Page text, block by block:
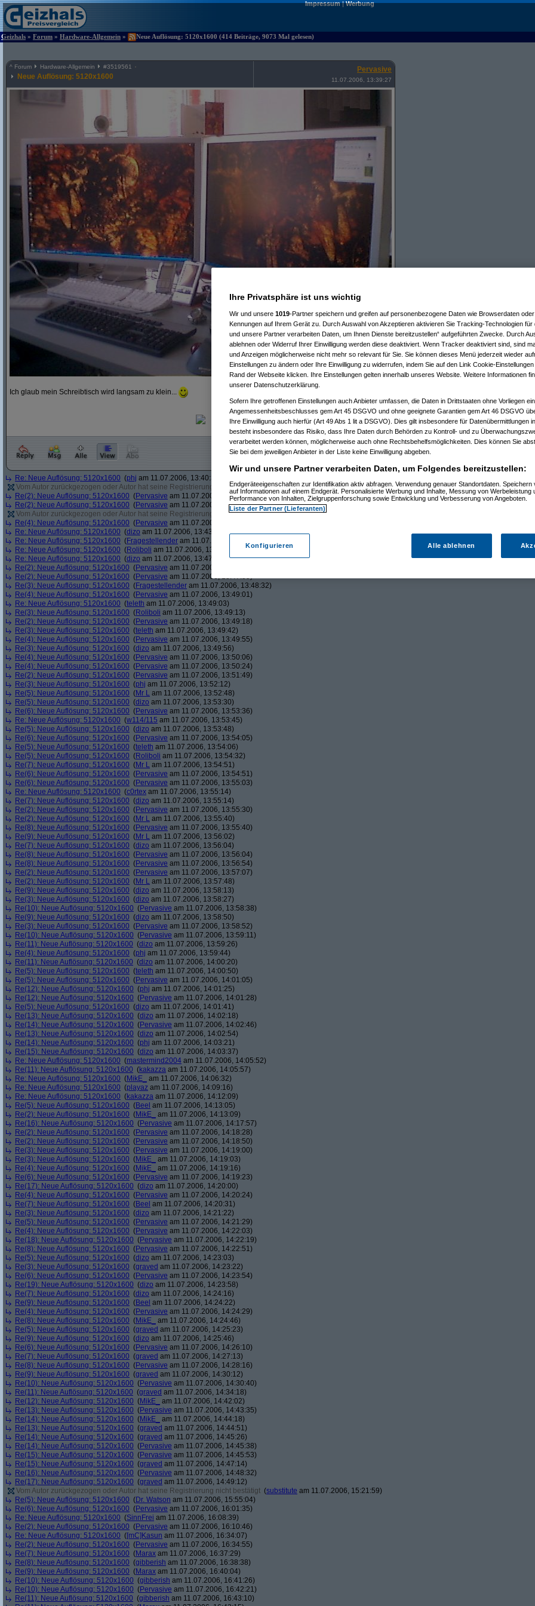
Impressum|Werbung
Geizhals » Forum » Hardware-Allgemein » Neue Auflösung: 5120x1600 (414 Beiträge, 9073 Mal gelesen)
^ Forum Hardware-Allgemein #3519561
Neue Auflösung: 5120x1600
Pervasive
11.07.2006, 13:39:27
Ich glaub mein Schreibtisch wird langsam zu klein...
Re: Neue Auflösung: 5120x1600 (phj am 11.07.2006, 13:40:39)
Vom Autor zurückgezogen oder Autor hat seine Registrierung nicht bestätigt(Nagelfaram 11.07.2006, 13:41:09)
Re(2): Neue Auflösung: 5120x1600 (Pervasive am 11.07.2006, 13:41:12)
Re(2): Neue Auflösung: 5120x1600 (Pervasive am 11.07.2006, 13:41:43)
Vom Autor zurückgezogen oder Autor hat seine Registrierung nicht bestätigt(Nagelfaram 11.07.2006, 13:42:40)
Re(4): Neue Auflösung: 5120x1600 (Pervasive am 11.07.2006, 13:43:22)
Re: Neue Auflösung: 5120x1600 (dizo am 11.07.2006, 13:43:54)
Re: Neue Auflösung: 5120x1600 (Fragestellender am 11.07.2006, 13:46:11)
Re: Neue Auflösung: 5120x1600 (Roliboli am 11.07.2006, 13:47:18)
Re: Neue Auflösung: 5120x1600 (dizo am 11.07.2006, 13:47:29)
Re(2): Neue Auflösung: 5120x1600 (Pervasive am 11.07.2006, 13:47:45)
Re(2): Neue Auflösung: 5120x1600 (Pervasive am 11.07.2006, 13:47:59)
Re(3): Neue Auflösung: 5120x1600 (Fragestellender am 11.07.2006, 13:48:32)
Re(4): Neue Auflösung: 5120x1600 (Pervasive am 11.07.2006, 13:49:01)
Re: Neue Auflösung: 5120x1600 (teleth am 11.07.2006, 13:49:03)
Re(3): Neue Auflösung: 5120x1600 (Roliboli am 11.07.2006, 13:49:13)
Re(2): Neue Auflösung: 5120x1600 (Pervasive am 11.07.2006, 13:49:18)
Re(3): Neue Auflösung: 5120x1600 (teleth am 11.07.2006, 13:49:42)
Re(4): Neue Auflösung: 5120x1600 (Pervasive am 11.07.2006, 13:49:55)
Re(3): Neue Auflösung: 5120x1600 (dizo am 11.07.2006, 13:49:56)
Re(4): Neue Auflösung: 5120x1600 (Pervasive am 11.07.2006, 13:50:06)
Re(4): Neue Auflösung: 5120x1600 (Pervasive am 11.07.2006, 13:50:24)
Re(2): Neue Auflösung: 5120x1600 (Pervasive am 11.07.2006, 13:51:49)
Re(3): Neue Auflösung: 5120x1600 (phj am 11.07.2006, 13:52:12)
Re(5): Neue Auflösung: 5120x1600 (Mr L am 11.07.2006, 13:52:48)
Re(5): Neue Auflösung: 5120x1600 (dizo am 11.07.2006, 13:53:30)
Re(6): Neue Auflösung: 5120x1600 (Pervasive am 11.07.2006, 13:53:36)
Re: Neue Auflösung: 5120x1600 (w114/115 am 11.07.2006, 13:53:45)
Re(5): Neue Auflösung: 5120x1600 (dizo am 11.07.2006, 13:53:48)
Re(6): Neue Auflösung: 5120x1600 (Pervasive am 11.07.2006, 13:54:05)
Re(5): Neue Auflösung: 5120x1600 (teleth am 11.07.2006, 13:54:06)
Re(5): Neue Auflösung: 5120x1600 (Roliboli am 11.07.2006, 13:54:32)
Re(7): Neue Auflösung: 5120x1600 (Mr L am 11.07.2006, 13:54:51)
Re(6): Neue Auflösung: 5120x1600 (Pervasive am 11.07.2006, 13:54:51)
Re(6): Neue Auflösung: 5120x1600 (Pervasive am 11.07.2006, 13:55:03)
Re: Neue Auflösung: 5120x1600 (c0rtex am 11.07.2006, 13:55:14)
Re(7): Neue Auflösung: 5120x1600 (dizo am 11.07.2006, 13:55:14)
Re(2): Neue Auflösung: 5120x1600 (Pervasive am 11.07.2006, 13:55:30)
Re(2): Neue Auflösung: 5120x1600 (Mr L am 11.07.2006, 13:55:40)
Re(8): Neue Auflösung: 5120x1600 (Pervasive am 11.07.2006, 13:55:40)
Re(9): Neue Auflösung: 5120x1600 (Mr L am 11.07.2006, 13:56:02)
Re(7): Neue Auflösung: 5120x1600 (dizo am 11.07.2006, 13:56:04)
Re(8): Neue Auflösung: 5120x1600 (Pervasive am 11.07.2006, 13:56:04)
Re(8): Neue Auflösung: 5120x1600 (Pervasive am 11.07.2006, 13:56:54)
Re(2): Neue Auflösung: 5120x1600 (Pervasive am 11.07.2006, 13:57:07)
Re(2): Neue Auflösung: 5120x1600 (Mr L am 11.07.2006, 13:57:48)
Re(9): Neue Auflösung: 5120x1600 (dizo am 11.07.2006, 13:58:13)
Re(3): Neue Auflösung: 5120x1600 (dizo am 11.07.2006, 13:58:27)
Re(10): Neue Auflösung: 5120x1600 (Pervasive am 11.07.2006, 13:58:38)
Re(9): Neue Auflösung: 5120x1600 (dizo am 11.07.2006, 13:58:50)
Re(3): Neue Auflösung: 5120x1600 (Pervasive am 11.07.2006, 13:58:52)
Re(10): Neue Auflösung: 5120x1600 (Pervasive am 11.07.2006, 13:59:11)
Re(11): Neue Auflösung: 5120x1600 (dizo am 11.07.2006, 13:59:26)
Re(4): Neue Auflösung: 5120x1600 (phj am 11.07.2006, 13:59:44)
Re(11): Neue Auflösung: 5120x1600 (dizo am 11.07.2006, 14:00:20)
Re(5): Neue Auflösung: 5120x1600 (teleth am 11.07.2006, 14:00:50)
Re(5): Neue Auflösung: 5120x1600 (Pervasive am 11.07.2006, 14:01:05)
Re(12): Neue Auflösung: 5120x1600 (phj am 11.07.2006, 14:01:25)
Re(12): Neue Auflösung: 5120x1600 (Pervasive am 11.07.2006, 14:01:28)
Re(5): Neue Auflösung: 5120x1600 (dizo am 11.07.2006, 14:01:41)
Re(13): Neue Auflösung: 5120x1600 (dizo am 11.07.2006, 14:02:18)
Re(14): Neue Auflösung: 5120x1600 (Pervasive am 11.07.2006, 14:02:46)
Re(13): Neue Auflösung: 5120x1600 (dizo am 11.07.2006, 14:02:54)
Re(14): Neue Auflösung: 5120x1600 (phj am 11.07.2006, 14:03:21)
Re(15): Neue Auflösung: 5120x1600 (dizo am 11.07.2006, 14:03:37)
Re: Neue Auflösung: 5120x1600 (mastermind2004 am 11.07.2006, 14:05:52)
Re(11): Neue Auflösung: 5120x1600 (kakazza am 11.07.2006, 14:05:57)
Re: Neue Auflösung: 5120x1600 (MikE_
am 11.07.2006, 14:06:32)
Re: Neue Auflösung: 5120x1600 (playaz am 11.07.2006, 14:09:16)
Re: Neue Auflösung: 5120x1600 (kakazza am 11.07.2006, 14:12:09)
Re(5): Neue Auflösung: 5120x1600 (Beel am 11.07.2006, 14:13:05)
Re(2): Neue Auflösung: 5120x1600 (MikE_
am 11.07.2006, 14:13:09)
Re(16): Neue Auflösung: 5120x1600 (Pervasive am 11.07.2006, 14:17:57)
Re(2): Neue Auflösung: 5120x1600 (Pervasive am 11.07.2006, 14:18:28)
Re(2): Neue Auflösung: 5120x1600 (Pervasive am 11.07.2006, 14:18:50)
Re(3): Neue Auflösung: 5120x1600 (Pervasive am 11.07.2006, 14:19:00)
Re(3): Neue Auflösung: 5120x1600 (MikE_
am 11.07.2006, 14:19:03)
Re(4): Neue Auflösung: 5120x1600 (MikE_
am 11.07.2006, 14:19:16)
Re(6): Neue Auflösung: 5120x1600 (Pervasive am 11.07.2006, 14:19:23)
Re(17): Neue Auflösung: 5120x1600 (dizo am 11.07.2006, 14:20:00)
Re(4): Neue Auflösung: 5120x1600 (Pervasive am 11.07.2006, 14:20:24)
Re(7): Neue Auflösung: 5120x1600 (Beel am 11.07.2006, 14:20:31)
Re(3): Neue Auflösung: 5120x1600 (dizo am 11.07.2006, 14:21:22)
Re(5): Neue Auflösung: 5120x1600 (Pervasive am 11.07.2006, 14:21:29)
Re(4): Neue Auflösung: 5120x1600 (Pervasive am 11.07.2006, 14:22:03)
Re(18): Neue Auflösung: 5120x1600 (Pervasive am 11.07.2006, 14:22:19)
Re(8): Neue Auflösung: 5120x1600 (Pervasive am 11.07.2006, 14:22:51)
Re(5): Neue Auflösung: 5120x1600 (dizo am 11.07.2006, 14:23:03)
Re(3): Neue Auflösung: 5120x1600 (graved am 11.07.2006, 14:23:22)
Re(6): Neue Auflösung: 5120x1600 (Pervasive am 11.07.2006, 14:23:54)
Re(19): Neue Auflösung: 5120x1600 (dizo am 11.07.2006, 14:23:58)
Re(7): Neue Auflösung: 5120x1600 (dizo am 11.07.2006, 14:24:16)
Re(9): Neue Auflösung: 5120x1600 (Beel am 11.07.2006, 14:24:22)
Re(4): Neue Auflösung: 5120x1600 (Pervasive am 11.07.2006, 14:24:29)
Re(8): Neue Auflösung: 5120x1600 (MikE_
am 11.07.2006, 14:24:46)
Re(5): Neue Auflösung: 5120x1600 (graved am 11.07.2006, 14:25:23)
Re(9): Neue Auflösung: 5120x1600 (dizo am 11.07.2006, 14:25:46)
Re(6): Neue Auflösung: 5120x1600 (Pervasive am 11.07.2006, 14:26:10)
Re(7): Neue Auflösung: 5120x1600 (graved am 11.07.2006, 14:27:13)
Re(8): Neue Auflösung: 5120x1600 (Pervasive am 11.07.2006, 14:28:16)
Re(9): Neue Auflösung: 5120x1600 (graved am 11.07.2006, 14:30:12)
Re(10): Neue Auflösung: 5120x1600 (Pervasive am 11.07.2006, 14:30:40)
Re(11): Neue Auflösung: 5120x1600 (graved am 11.07.2006, 14:34:18)
Re(12): Neue Auflösung: 5120x1600 (MikE_
am 11.07.2006, 14:42:02)
Re(13): Neue Auflösung: 5120x1600 (Pervasive am 11.07.2006, 14:43:35)
Re(14): Neue Auflösung: 5120x1600 (MikE_
am 11.07.2006, 14:44:18)
Re(13): Neue Auflösung: 5120x1600 (graved am 11.07.2006, 14:44:51)
Re(14): Neue Auflösung: 5120x1600 (graved am 11.07.2006, 14:45:26)
Re(14): Neue Auflösung: 5120x1600 (Pervasive am 11.07.2006, 14:45:38)
Re(15): Neue Auflösung: 5120x1600 (Pervasive am 11.07.2006, 14:45:53)
Re(15): Neue Auflösung: 5120x1600 (graved am 11.07.2006, 14:47:14)
Re(16): Neue Auflösung: 5120x1600 (Pervasive am 11.07.2006, 14:48:32)
Re(17): Neue Auflösung: 5120x1600 (graved am 11.07.2006, 14:49:12)
Vom Autor zurückgezogen oder Autor hat seine Registrierung nicht bestätigt (substitute am 11.07.2006, 15:21:59)
Re(5): Neue Auflösung: 5120x1600 (Dr. Watson am 11.07.2006, 15:55:04)
Re(6): Neue Auflösung: 5120x1600 (Pervasive am 11.07.2006, 16:01:35)
Re: Neue Auflösung: 5120x1600 (SinnFrei am 11.07.2006, 16:08:39)
Re(2): Neue Auflösung: 5120x1600 (Pervasive am 11.07.2006, 16:10:46)
Re: Neue Auflösung: 5120x1600 ([mC]Kasun am 11.07.2006, 16:34:07)
Re(2): Neue Auflösung: 5120x1600 (Pervasive am 11.07.2006, 16:34:55)
Re(7): Neue Auflösung: 5120x1600 (Marax am 11.07.2006, 16:37:29)
Re(8): Neue Auflösung: 5120x1600 (gibberish am 11.07.2006, 16:38:38)
Re(9): Neue Auflösung: 5120x1600 (Marax am 11.07.2006, 16:40:04)
Re(10): Neue Auflösung: 5120x1600 (gibberish am 11.07.2006, 16:41:26)
Re(10): Neue Auflösung: 5120x1600 (Pervasive am 11.07.2006, 16:42:21)
Re(11): Neue Auflösung: 5120x1600 (gibberish am 11.07.2006, 16:43:10)
Ihre Privatsphäre ist uns wichtig
Wir und unsere 1019-Partner speichern und greifen auf personenbezogene Daten wie Browserdaten
Kennungen auf Ihrem Gerät zu. Durch Auswahl von Akzeptieren aktivieren Sie Tracking-Technologien für
und unsere Partner verarbeiten Daten, um Ihnen Dienste bereitzustellen“ aufgeführten Zwecke. Durch
ablehnen oder Widerruf Ihrer Einwilligung werden diese deaktiviert. Wenn Tracker deaktiviert sind, sind
und Anzeigen möglicherweise nicht mehr so relevant für Sie. Sie können dieses Menü jederzeit wieder
Einstellungen zu ändern oder Ihre Einwilligung zu widerrufen, indem Sie auf den Link Cookie-
Rand der Webseite klicken. Ihre Einstellungen gelten innerhalb unseres Website. Weitere Informationen
unserer Datenschutzerklärung.
Sofern Ihre getroffenen Einstellungen auch Anbieter umfassen, die Daten in Drittstaaten ohne Vorliegen
Angemessenheitsbeschlusses gem Art 45 DSGVO und ohne geeignete Garantien gem Art 46 DSGVO
Ihre Einwilligung auch hierfür (Art 49 Abs 1 lit a DSGVO). Dies gilt insbesondere für Datenübermittlungen
besteht insbesondere das Risiko, dass Ihre Daten durch Behörden zu Kontroll- und zu
verarbeitet werden können, möglicherweise auch ohne Rechtsbehelfsmöglichkeiten. Dies können Sie
Sie bei dem jeweiligen Anbieter in der Liste keine Einwilligung abgeben.
Wir und unsere Partner verarbeiten Daten, um Folgendes bereitzustellen:
Endgeräteeigenschaften zur Identifikation aktiv abfragen. Verwendung genauer Standortdaten. Speichern
auf Informationen auf einem Endgerät. Personalisierte Werbung und Inhalte, Messung von Werbeleistung
Performance von Inhalten, Zielgruppenforschung sowie Entwicklung und Verbesserung von Angeboten.
Liste der Partner (Lieferanten)
Konfigurieren Alle ablehnen